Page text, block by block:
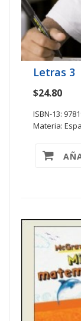
Letras 3
$24.80
ISBN-13:
Materia: